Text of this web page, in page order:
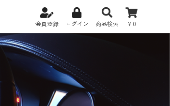
会員登録 ログイン 商品検索 ￥0